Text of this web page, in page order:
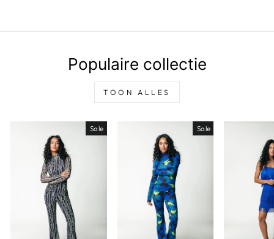
Populaire collectie
TOON ALLES
Sale Sale